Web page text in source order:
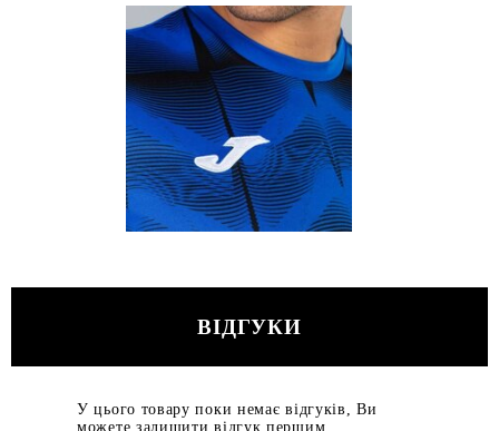
ВІДГУКИ
У цього товару поки немає відгуків, Ви
можете залишити відгук першим